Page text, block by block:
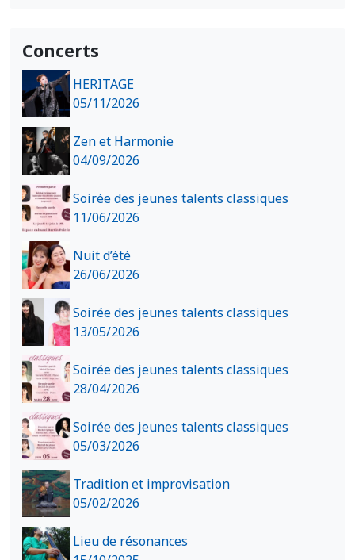
Concerts
HERITAGE
05/11/2026
Zen et Harmonie
04/09/2026
Soirée des jeunes talents classiques
11/06/2026
Nuit d’été
26/06/2026
Soirée des jeunes talents classiques
13/05/2026
Soirée des jeunes talents classiques
28/04/2026
Soirée des jeunes talents classiques
05/03/2026
Tradition et improvisation
05/02/2026
Lieu de résonances